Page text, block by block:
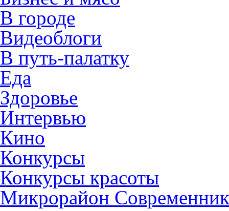
В городе
Видеоблоги
В путь-палатку
Еда
Здоровье
Интервью
Кино
Конкурсы
Конкурсы красоты
Микрорайон Современник